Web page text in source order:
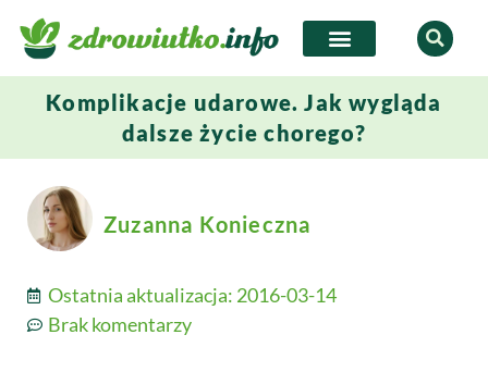
Komplikacje udarowe. Jak wygląda
dalsze życie chorego?
Zuzanna Konieczna
Ostatnia aktualizacja: 2016-03-14
Brak komentarzy